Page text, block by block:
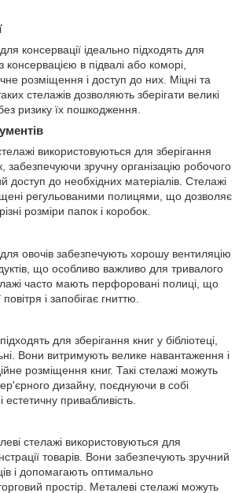
консервації ідеально підходять для
консервацією в підвалі або коморі,
розміщення і доступ до них. Міцні та
таких стелажів дозволяють зберігати великі
ризику їх пошкодження.
використовуються для зберігання
забезпечуючи зручну організацію робочого
доступ до необхідних матеріалів. Стелажі
регульованими полицями, що дозволяє
розміри папок і коробок.
овочів забезпечують хорошу вентиляцію
що особливо важливо для тривалого
часто мають перфоровані полиці, що
і запобігає гниттю.
для зберігання книг у бібліотеці,
Вони витримують велике навантаження і
розміщення книг. Такі стелажі можуть
дизайну, поєднуючи в собі
естетичну привабливість.
стелажі використовуються для
товарів. Вони забезпечують зручний
і допомагають оптимально
простір. Металеві стелажі можуть